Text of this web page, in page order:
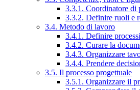
3.3.1. Coordinatore di
3.3.2. Definire ruoli e
3.4. Metodo di lavoro
3.4.1. Definire
3.4.2. Curare la
3.4.3. Organizzare
3.4.4. Prendere
3.5. Il processo progettuale
3.5.1. Organizzare il